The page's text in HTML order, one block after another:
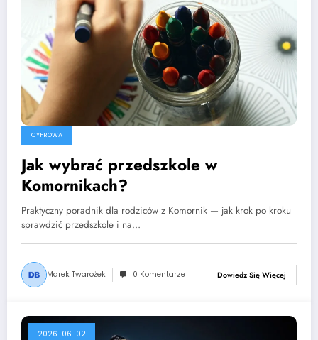
CYFROWA
Jak wybrać przedszkole w
Komornikach?
Praktyczny poradnik dla rodziców z Komornik — jak krok po kroku
sprawdzić przedszkole i na…
Marek Twarożek 0 Komentarze Dowiedz Się Więcej
2026-06-02